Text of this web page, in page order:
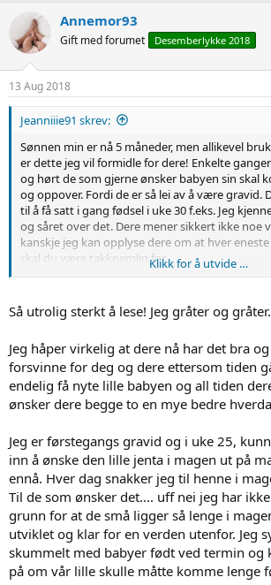
Annemor93
Gift med forumet Desemberlykke 2018
13 Aug 2018
Jeanniiie91 skrev:
Sønnen min er nå 5 måneder, men allikevel
er dette jeg vil formidle for dere! Enkelte
og hørt de som gjerne ønsker babyen sin skal
og oppover. Fordi de er så lei av å være gravid.
til å få satt i gang fødsel i uke 30 f.eks. Jeg
og såret over det. Dere mener sikkert ikke noe
kanskje jeg kan opplyse dere om at hver
skal du være takknemlig for.
forteller dette. For de tankene og følelsene man
en slik situasjon.
Jeg hadde et veldig tøft svangerskap. Allerede i
svangerskapsdepresjon og hyperemesis
innrømme at jeg ønsket alt bort, jeg ville rett
fikk jeg sjokk beskjeden om at jeg hadde
svangerskapsforgiftning (hellp syndrom). Jeg
skulle så ønske jeg hadde klart å gledet meg
heller satt pris på hver dag han lå i magen. For
da jeg ble syk, unner jeg ikke min verste fiende
Jeg var bare i uke 32! Eller skal man si,
31 mars 2018 kom lille Theodor til verden.
1484 gram og 39 cm lang.
Det er ingen større smerte enn å få et bittelite
Klikk for å utvide …
Så utrolig sterkt å lese! Jeg gråter og gråter.
Jeg håper virkelig at dere nå har det bra
forsvinne for deg og dere ettersom tiden
endelig få nyte lille babyen og all tiden
ønsker dere begge to en mye bedre
Jeg er førstegangs gravid og i uke 25,
inn å ønske den lille jenta i magen ut på
ennå. Hver dag snakker jeg til henne i
Til de som ønsker det.... uff nei jeg har
grunn for at de små ligger så lenge i
utviklet og klar for en verden utenfor. Jeg
skummelt med babyer født ved termin og
på om vår lille skulle måtte komme lenge